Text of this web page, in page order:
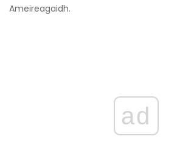
Ameireagaidh.
ad